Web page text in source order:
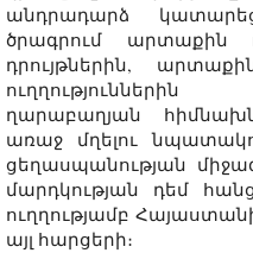
անդրադարձ
ծրագրում արտաքին
դրույթներին,
ղարաբաղյան
առաջ մղելու
ցեղասպանության
մարդկության դեմ
ուղղությամբ
այլ հարցերի։